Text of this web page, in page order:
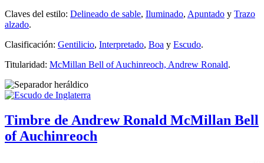
Claves del estilo: Delineado de sable, Iluminado, Apuntado y Trazo
alzado.
Clasificación: Gentilicio, Interpretado, Boa y Escudo.
Titularidad: McMillan Bell of Auchinreoch, Andrew Ronald.
Timbre de Andrew Ronald McMillan Bell
of Auchinreoch